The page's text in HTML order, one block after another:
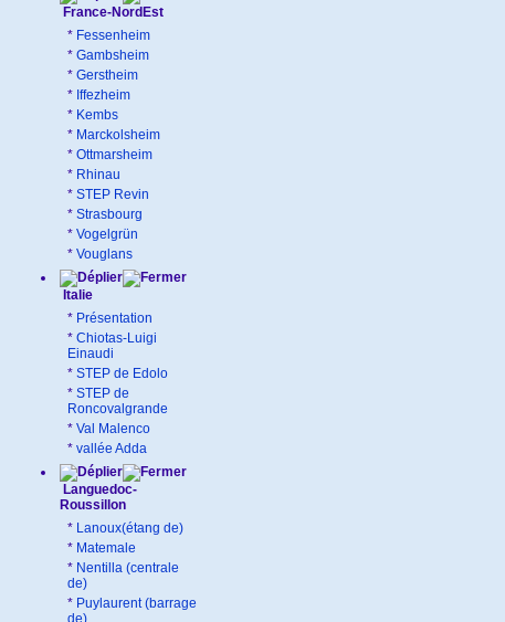
France-NordEst
* Fessenheim
* Gambsheim
* Gerstheim
* Iffezheim
* Kembs
* Marckolsheim
* Ottmarsheim
* Rhinau
* STEP Revin
* Strasbourg
* Vogelgrün
* Vouglans
Italie
* Présentation
* Chiotas-Luigi
Einaudi
* STEP de Edolo
* STEP de
Roncovalgrande
* Val Malenco
* vallée Adda
Languedoc-
Roussillon
* Lanoux(étang de)
* Matemale
* Nentilla (centrale
de)
* Puylaurent (barrage
de)